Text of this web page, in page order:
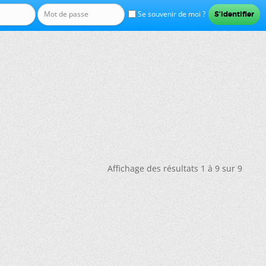
Se souvenir de moi ?
Affichage des résultats 1 à 9 sur 9